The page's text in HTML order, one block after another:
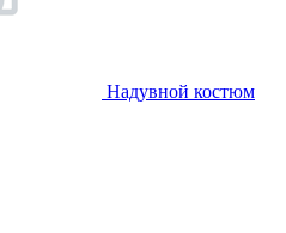
Надувной костюм